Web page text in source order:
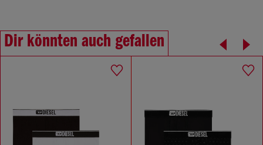
Dir könnten auch gefallen